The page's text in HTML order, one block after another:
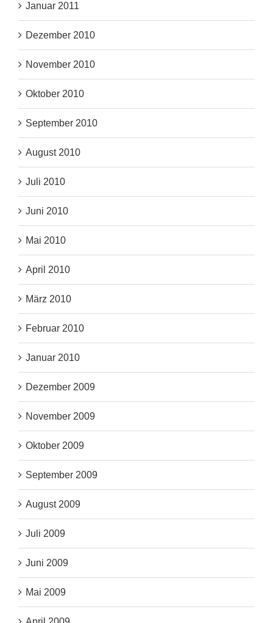
Januar 2011
Dezember 2010
November 2010
Oktober 2010
September 2010
August 2010
Juli 2010
Juni 2010
Mai 2010
April 2010
März 2010
Februar 2010
Januar 2010
Dezember 2009
November 2009
Oktober 2009
September 2009
August 2009
Juli 2009
Juni 2009
Mai 2009